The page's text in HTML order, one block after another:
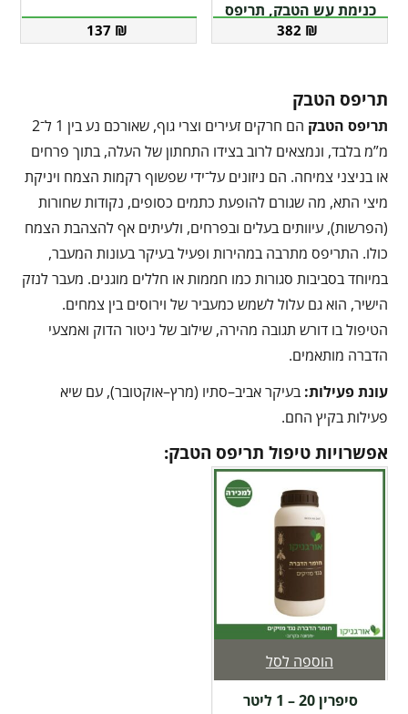
כנימת עש הטבק, תריפס
382 ₪
137 ₪
תריפס הטבק
תריפס הטבק
הם חרקים זעירים וצרי גוף, שאורכם נע בין 1 ל־2
מ”מ בלבד, ונמצאים לרוב בצידו התחתון של העלה, בתוך פרחים
או בניצני צמיחה. הם ניזונים על־ידי שפשוף רקמות הצמח ויניקת
מיצי התא, מה שגורם להופעת כתמים כסופים, נקודות שחורות
(הפרשות), עיוותים בעלים ובפרחים, ולעיתים אף להצהבת הצמח
כולו. התריפס מתרבה במהירות ופעיל בעיקר בעונות המעבר,
במיוחד בסביבות סגורות כמו חממות או חללים מוגנים. מעבר לנזק
הישיר, הוא גם עלול לשמש כמעביר של וירוסים בין צמחים.
הטיפול בו דורש תגובה מהירה, שילוב של ניטור הדוק ואמצעי
הדברה מותאמים.
עונת פעילות: בעיקר אביב–סתיו (מרץ–אוקטובר), עם שיא
פעילות בקיץ החם.
אפשרויות טיפול תריפס הטבק:
סיפרין 20 – 1 ליטר
הוספה לסל